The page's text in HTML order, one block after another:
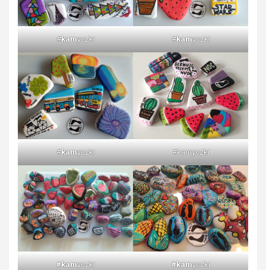
#kamyczki #kamyczki
#kamyczki #kamyczki
#kamyczki #kamyczki